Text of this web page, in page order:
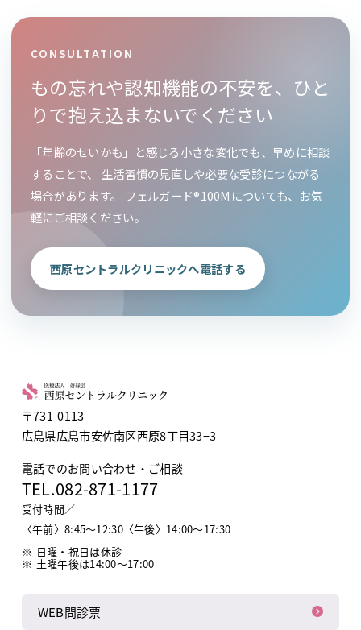
CONSULTATION
もの忘れや認知機能の不安を、ひと
りで抱え込まないでください
「年齢のせいかも」と感じる小さな変化でも、早めに相談
することで、 生活習慣の見直しや必要な受診につながる
場合があります。 フェルガード®100Mについても、お気
軽にご相談ください。
西原セントラルクリニックへ電話する
〒731-0113
広島県広島市安佐南区西原8丁目33−3
電話でのお問い合わせ・ご相談
TEL.082-871-1177
受付時間／
〈午前〉8:45〜12:30〈午後〉14:00〜17:30
日曜・祝日は休診
土曜午後は14:00～17:00
WEB問診票